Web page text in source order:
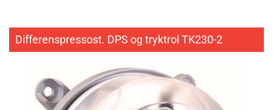
Differenspressost. DPS og tryktrol TK230-2